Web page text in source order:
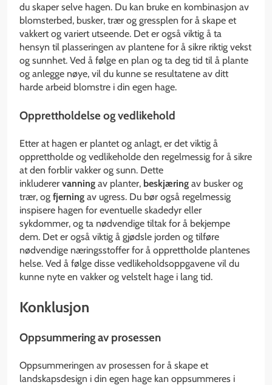
du skaper selve hagen. Du kan bruke en kombinasjon av
blomsterbed, busker, trær og gressplen for å skape et
vakkert og variert utseende. Det er også viktig å ta
hensyn til plasseringen av plantene for å sikre riktig vekst
og sunnhet. Ved å følge en plan og ta deg tid til å plante
og anlegge nøye, vil du kunne se resultatene av ditt
harde arbeid blomstre i din egen hage.
Opprettholdelse og vedlikehold
Etter at hagen er plantet og anlagt, er det viktig å
opprettholde og vedlikeholde den regelmessig for å sikre
at den forblir vakker og sunn. Dette
inkluderer vanning av planter, beskjæring av busker og
trær, og fjerning av ugress. Du bør også regelmessig
inspisere hagen for eventuelle skadedyr eller
sykdommer, og ta nødvendige tiltak for å bekjempe
dem. Det er også viktig å gjødsle jorden og tilføre
nødvendige næringsstoffer for å opprettholde plantenes
helse. Ved å følge disse vedlikeholdsoppgavene vil du
kunne nyte en vakker og velstelt hage i lang tid.
Konklusjon
Oppsummering av prosessen
Oppsummeringen av prosessen for å skape et
landskapsdesign i din egen hage kan oppsummeres i